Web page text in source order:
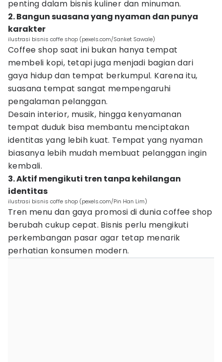
penting dalam bisnis kuliner dan minuman.
2. Bangun suasana yang nyaman dan punya
karakter
ilustrasi bisnis coffe shop (pexels.com/Sanket Sawale)
Coffee shop saat ini bukan hanya tempat
membeli kopi, tetapi juga menjadi bagian dari
gaya hidup dan tempat berkumpul. Karena itu,
suasana tempat sangat mempengaruhi
pengalaman pelanggan.
Desain interior, musik, hingga kenyamanan
tempat duduk bisa membantu menciptakan
identitas yang lebih kuat. Tempat yang nyaman
biasanya lebih mudah membuat pelanggan ingin
kembali.
3. Aktif mengikuti tren tanpa kehilangan
identitas
ilustrasi bisnis coffe shop (pexels.com/Pin Han Lim)
Tren menu dan gaya promosi di dunia coffee shop
berubah cukup cepat. Bisnis perlu mengikuti
perkembangan pasar agar tetap menarik
perhatian konsumen modern.